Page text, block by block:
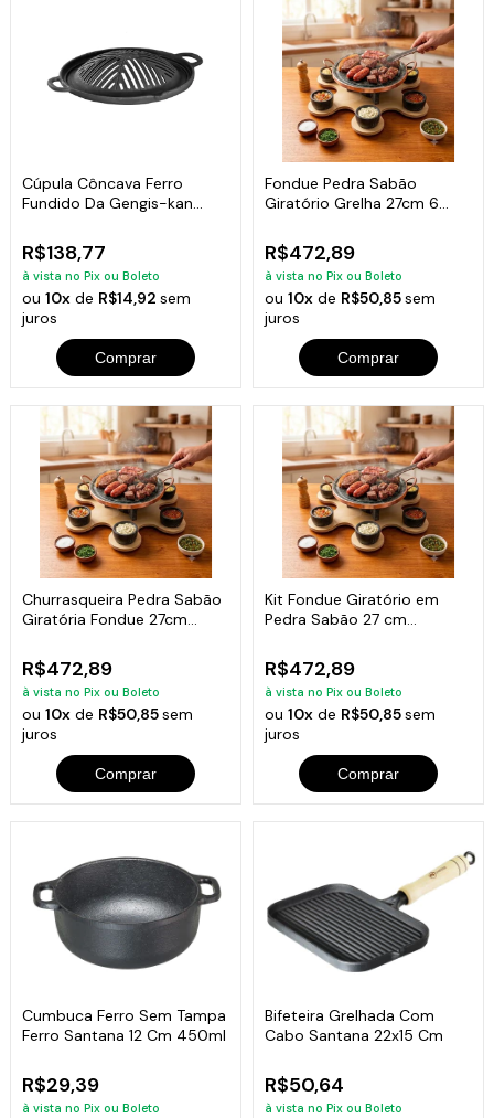
Cúpula Côncava Ferro
Fundido Da Gengis-kan
R$138,77
à vista no Pix ou Boleto
ou10x de R$14,92sem
juros
Comprar
Fondue Pedra Sabão
Giratório Grelha 27cm 6
R$472,89
à vista no Pix ou Boleto
ou 10xde R$50,85sem
juros
Comprar
Churrasqueira Pedra Sabão
Giratória Fondue 27cm
R$472,89
à vista no Pix ou Boleto
ou10x de R$50,85sem
juros
Comprar
Kit Fondue Giratório em
Pedra Sabão 27 cm
R$472,89
à vista no Pix ou Boleto
ou 10xde R$50,85sem
juros
Comprar
Cumbuca Ferro Sem Tampa
Ferro Santana 12 Cm 450ml
R$29,39
à vista no Pix ou Boleto
Bifeteira Grelhada Com
Cabo Santana 22x15 Cm
R$50,64
à vista no Pix ou Boleto